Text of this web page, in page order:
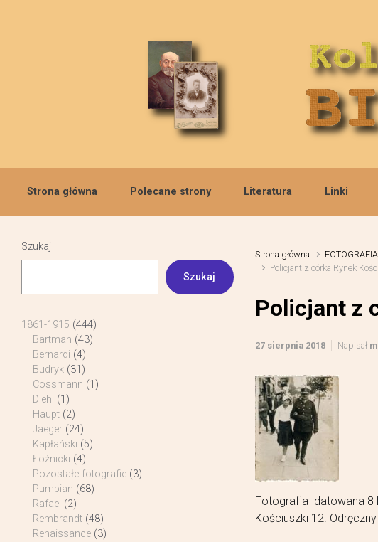
Strona główna Polecane strony Literatura Linki
Strona główna
Policjant z córka Rynek
Policjant z
27 sierpnia 2018 Napisał
Fotografia datowana 8
Kościuszki 12.
Szukaj
Szukaj
1861-1915 (444)
Bartman (43)
Bernardi (4)
Budryk (31)
Cossmann (1)
Diehl (1)
Haupt (2)
Jaeger (24)
Kapłański (5)
Łoźnicki (4)
Pozostałe fotografie (3)
Pumpian (68)
Rafael (2)
Rembrandt (48)
Renaissance (3)